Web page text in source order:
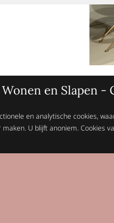
en Slapen -
en analytische cookies,
U blijft anoniem. Cookies